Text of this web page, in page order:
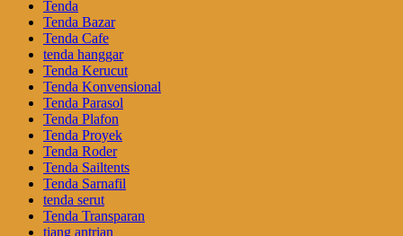
Tenda
Tenda Bazar
Tenda Cafe
tenda hanggar
Tenda Kerucut
Tenda Konvensional
Tenda Parasol
Tenda Plafon
Tenda Proyek
Tenda Roder
Tenda Sailtents
Tenda Sarnafil
tenda serut
Tenda Transparan
tiang antrian